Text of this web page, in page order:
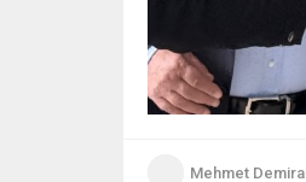
Mehmet Demiral